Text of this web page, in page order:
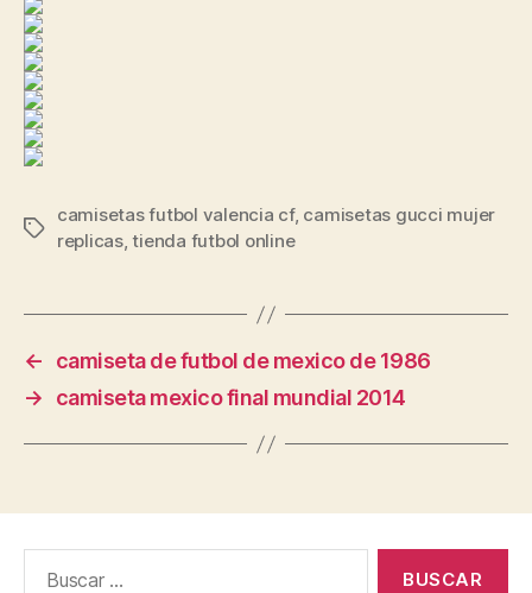
Etiquetas
camisetas futbol valencia cf, camisetas gucci mujer
replicas,tienda futbol online
←
camiseta de futbol de mexico de 1986
→
camiseta mexico final mundial 2014